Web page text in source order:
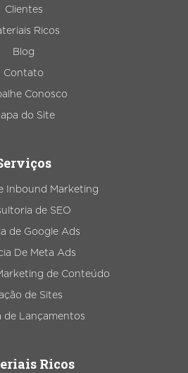
Clientes
Ricos
Blog
Contato
Conosco
do Site
Inbound Marketing
de SEO
de Google Ads
De Meta Ads
de Conteúdo
de Sites
de Lançamentos
Ricos